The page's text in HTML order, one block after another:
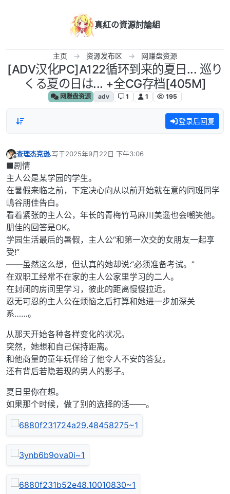
真紅の資源討論組
主页 资源发布区 网赚盘资源
[ADV汉化PC]A122循环到来的夏日... 巡り
くる夏の日は... +全CG存档[405M]
网赚盘资源 adv 1 1 195
登录后回复
离线
查理杰克逊.写于2025年9月22日 下午3:06
最后由 编辑
■剧情
主人公是某学园的学生。
在暑假来临之前，下定决心向从以前开始就在意的同班同学
嶋谷朋佳告白。
看着紧张的主人公，年长的青梅竹马麻川美遥也会嘲笑他。
朋佳的回答是OK。
学园生活最后的暑假，主人公“和第一次交的女朋友一起享
受!”
——虽然这么想，但认真的她却说:“必须准备考试。”
在双职工经常不在家的主人公家里学习的二人。
在封闭的房间里学习，彼此的距离慢慢拉近。
忍无可忍的主人公在烦恼之后打算和她进一步加深关
系……。
从那天开始各种各样变化的状况。
突然，她想和自己保持距离。
和他商量的童年玩伴给了他令人不安的答复。
还有背后若隐若现的男人的影子。
夏日里你在想。
如果那个时候，做了别的选择的话——。